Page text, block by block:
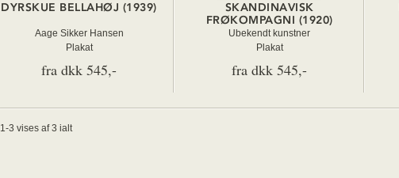
DYRSKUE BELLAHØJ (1939)
Aage Sikker Hansen
Plakat
fra dkk 545,-
SKANDINAVISK
FRØKOMPAGNI (1920)
Ubekendt kunstner
Plakat
fra dkk 545,-
1-3 vises af 3 ialt